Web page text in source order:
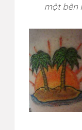
một bên